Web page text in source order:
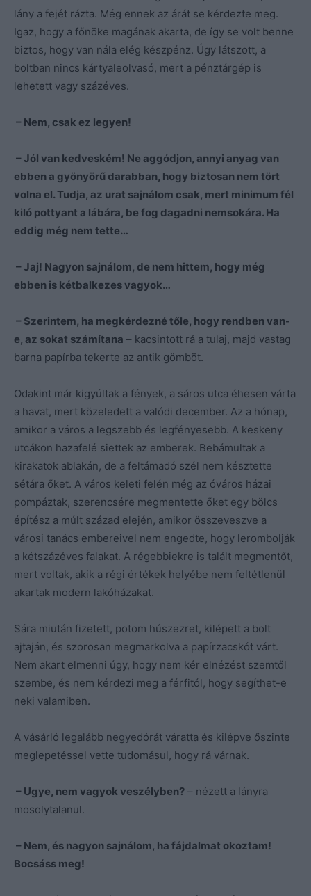
lány a fejét rázta. Még ennek az árát se kérdezte meg.
Igaz, hogy a főnöke magának akarta, de így se volt benne
biztos, hogy van nála elég készpénz. Úgy látszott, a
boltban nincs kártyaleolvasó, mert a pénztárgép is
lehetett vagy százéves.
– Nem, csak ez legyen!
– Jól van kedveském! Ne aggódjon, annyi anyag van
ebben a gyönyörű darabban, hogy biztosan nem tört
volna el. Tudja, az urat sajnálom csak, mert minimum fél
kiló pottyant a lábára, be fog dagadni nemsokára. Ha
eddig még nem tette…
– Jaj! Nagyon sajnálom, de nem hittem, hogy még
ebben is kétbalkezes vagyok…
– Szerintem, ha megkérdezné tőle, hogy rendben van-
e, az sokat számítana – kacsintott rá a tulaj, majd vastag
barna papírba tekerte az antik gömböt.
Odakint már kigyúltak a fények, a sáros utca éhesen várta
a havat, mert közeledett a valódi december. Az a hónap,
amikor a város a legszebb és legfényesebb. A keskeny
utcákon hazafelé siettek az emberek. Bebámultak a
kirakatok ablakán, de a feltámadó szél nem késztette
sétára őket. A város keleti felén még az óváros házai
pompáztak, szerencsére megmentette őket egy bölcs
építész a múlt század elején, amikor összeveszve a
városi tanács embereivel nem engedte, hogy lerombolják
a kétszázéves falakat. A régebbiekre is talált megmentőt,
mert voltak, akik a régi értékek helyébe nem feltétlenül
akartak modern lakóházakat.
Sára miután fizetett, potom húszezret, kilépett a bolt
ajtaján, és szorosan megmarkolva a papírzacskót várt.
Nem akart elmenni úgy, hogy nem kér elnézést szemtől
szembe, és nem kérdezi meg a férfitól, hogy segíthet-e
neki valamiben.
A vásárló legalább negyedórát váratta és kilépve őszinte
meglepetéssel vette tudomásul, hogy rá várnak.
– Ugye, nem vagyok veszélyben? – nézett a lányra
mosolytalanul.
– Nem, és nagyon sajnálom, ha fájdalmat okoztam!
Bocsáss meg!